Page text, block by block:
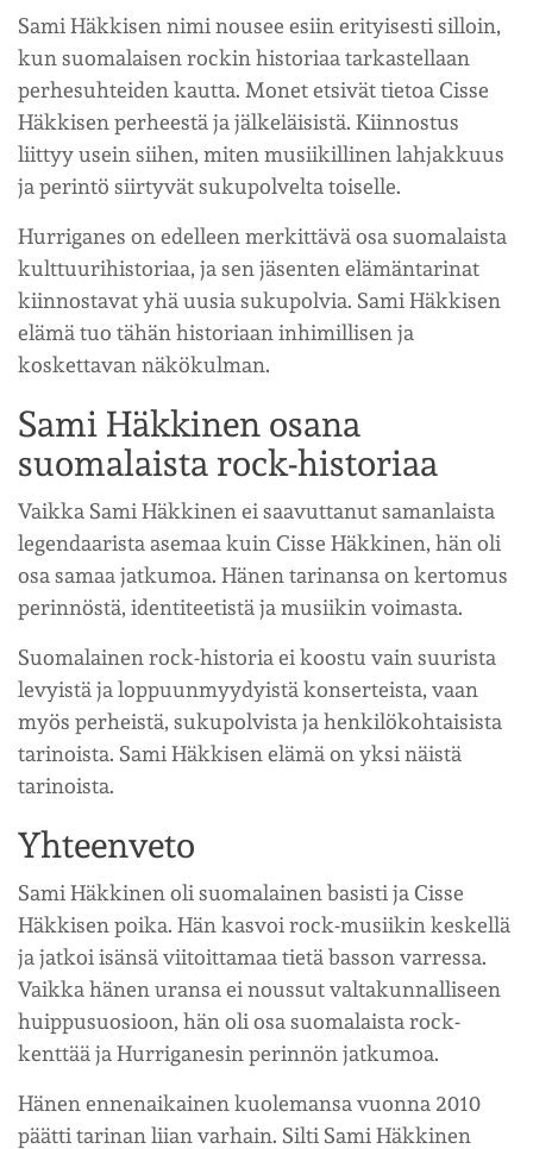
Sami Häkkisen nimi nousee esiin erityisesti silloin,
kun suomalaisen rockin historiaa tarkastellaan
perhesuhteiden kautta. Monet etsivät tietoa Cisse
Häkkisen perheestä ja jälkeläisistä. Kiinnostus
liittyy usein siihen, miten musiikillinen lahjakkuus
ja perintö siirtyvät sukupolvelta toiselle.
Hurriganes on edelleen merkittävä osa suomalaista
kulttuurihistoriaa, ja sen jäsenten elämäntarinat
kiinnostavat yhä uusia sukupolvia. Sami Häkkisen
elämä tuo tähän historiaan inhimillisen ja
koskettavan näkökulman.
Sami Häkkinen osana
suomalaista rock-historiaa
Vaikka Sami Häkkinen ei saavuttanut samanlaista
legendaarista asemaa kuin Cisse Häkkinen, hän oli
osa samaa jatkumoa. Hänen tarinansa on kertomus
perinnöstä, identiteetistä ja musiikin voimasta.
Suomalainen rock-historia ei koostu vain suurista
levyistä ja loppuunmyydyistä konserteista, vaan
myös perheistä, sukupolvista ja henkilökohtaisista
tarinoista. Sami Häkkisen elämä on yksi näistä
tarinoista.
Yhteenveto
Sami Häkkinen oli suomalainen basisti ja Cisse
Häkkisen poika. Hän kasvoi rock-musiikin keskellä
ja jatkoi isänsä viitoittamaa tietä basson varressa.
Vaikka hänen uransa ei noussut valtakunnalliseen
huippusuosioon, hän oli osa suomalaista rock-
kenttää ja Hurriganesin perinnön jatkumoa.
Hänen ennenaikainen kuolemansa vuonna 2010
päätti tarinan liian varhain. Silti Sami Häkkinen